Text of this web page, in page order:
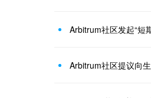
Arbitrum社区发起“短
Arbitrum社区提议向